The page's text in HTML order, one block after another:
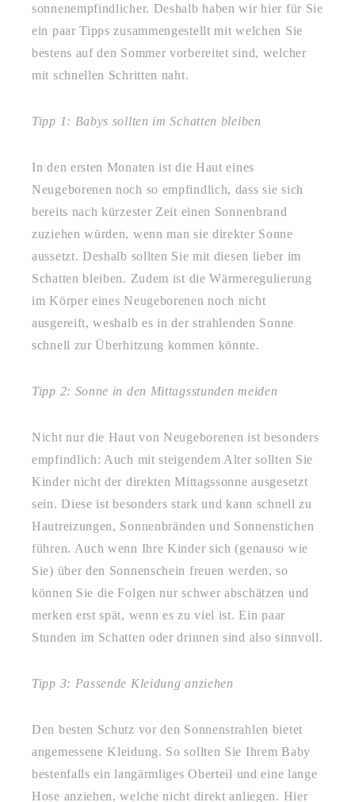
sonnenempfindlicher. Deshalb haben wir hier für Sie
ein paar Tipps zusammengestellt mit welchen Sie
bestens auf den Sommer vorbereitet sind, welcher
mit schnellen Schritten naht.
Tipp 1: Babys sollten im Schatten bleiben
In den ersten Monaten ist die Haut eines
Neugeborenen noch so empfindlich, dass sie sich
bereits nach kürzester Zeit einen Sonnenbrand
zuziehen würden, wenn man sie direkter Sonne
aussetzt. Deshalb sollten Sie mit diesen lieber im
Schatten bleiben. Zudem ist die Wärmeregulierung
im Körper eines Neugeborenen noch nicht
ausgereift, weshalb es in der strahlenden Sonne
schnell zur Überhitzung kommen könnte.
Tipp 2: Sonne in den Mittagsstunden meiden
Nicht nur die Haut von Neugeborenen ist besonders
empfindlich: Auch mit steigendem Alter sollten Sie
Kinder nicht der direkten Mittagssonne ausgesetzt
sein. Diese ist besonders stark und kann schnell zu
Hautreizungen, Sonnenbränden und Sonnenstichen
führen. Auch wenn Ihre Kinder sich (genauso wie
Sie) über den Sonnenschein freuen werden, so
können Sie die Folgen nur schwer abschätzen und
merken erst spät, wenn es zu viel ist. Ein paar
Stunden im Schatten oder drinnen sind also sinnvoll.
Tipp 3: Passende Kleidung anziehen
Den besten Schutz vor den Sonnenstrahlen bietet
angemessene Kleidung. So sollten Sie Ihrem Baby
bestenfalls ein langärmliges Oberteil und eine lange
Hose anziehen, welche nicht direkt anliegen. Hier